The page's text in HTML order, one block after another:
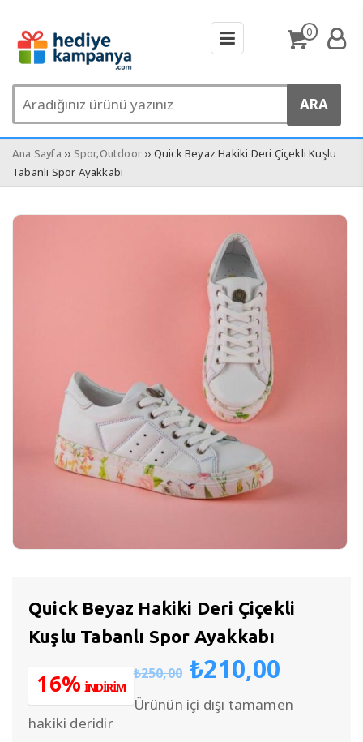
0
Ana Sayfa ›› Spor,Outdoor ›› Quick Beyaz Hakiki Deri Çiçekli Kuşlu
Tabanlı Spor Ayakkabı
Quick Beyaz Hakiki Deri Çiçekli
Kuşlu Tabanlı Spor Ayakkabı
₺250,00 Orijinal
fiyat:
₺250,00.
₺210,00
fiyat:
16% İNDİRİM
Ürünün içi dışı tamamen
hakiki deridir